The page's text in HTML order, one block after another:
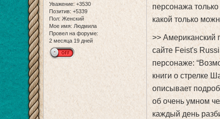
Уважение: +3530
Позитив: +5339
Пол: Женский
Мое имя: Людмила
Провел на форуме:
2 месяца 19 дней
персонажа
какой только
>> Американский
сайте Feist's
персонаже:
книги о стрелке
описывает
об очень умном
каждый день